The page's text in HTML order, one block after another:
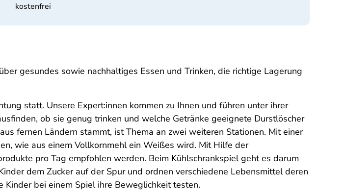
kostenfrei
gesundes sowie nachhaltiges Essen und Trinken, die richtige Lagerung
statt. Unsere Expert:innen kommen zu Ihnen und führen unter ihrer
ob sie genug trinken und welche Getränke geeignete Durstlöscher
fernen Ländern stammt, ist Thema an zwei weiteren Stationen. Mit einer
wie aus einem Vollkornmehl ein Weißes wird. Mit Hilfe der
pro Tag empfohlen werden. Beim Kühlschrankspiel geht es darum
dem Zucker auf der Spur und ordnen verschiedene Lebensmittel deren
Kinder bei einem Spiel ihre Beweglichkeit testen.